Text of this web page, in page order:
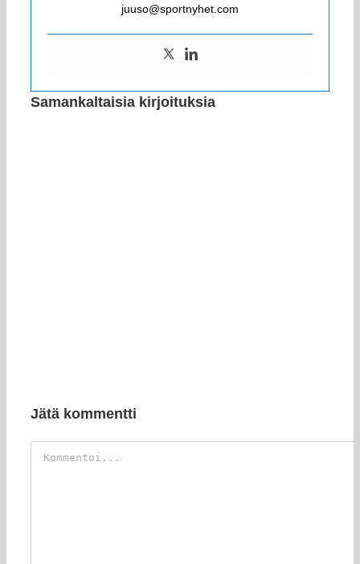
juuso@sportnyhet.com
Samankaltaisia kirjoituksia
Jätä kommentti